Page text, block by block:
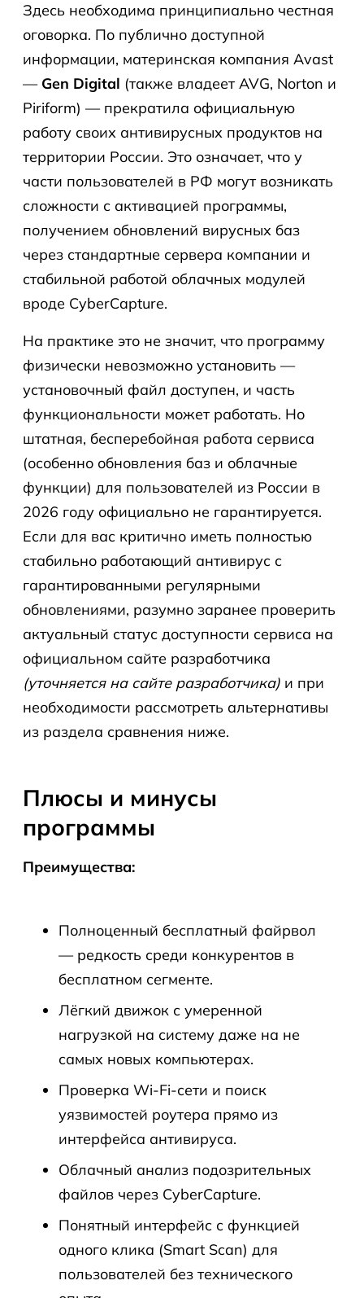
Здесь необходима принципиально честная
оговорка. По публично доступной
информации, материнская компания Avast
— Gen Digital (также владеет AVG, Norton и
Piriform) — прекратила официальную
работу своих антивирусных продуктов на
территории России. Это означает, что у
части пользователей в РФ могут возникать
сложности с активацией программы,
получением обновлений вирусных баз
через стандартные сервера компании и
стабильной работой облачных модулей
вроде CyberCapture.
На практике это не значит, что программу
физически невозможно установить —
установочный файл доступен, и часть
функциональности может работать. Но
штатная, бесперебойная работа сервиса
(особенно обновления баз и облачные
функции) для пользователей из России в
2026 году официально не гарантируется.
Если для вас критично иметь полностью
стабильно работающий антивирус с
гарантированными регулярными
обновлениями, разумно заранее проверить
актуальный статус доступности сервиса на
официальном сайте разработчика
(уточняется на сайте разработчика) и при
необходимости рассмотреть альтернативы
из раздела сравнения ниже.
Плюсы и минусы
программы
Преимущества:
Полноценный бесплатный файрвол
— редкость среди конкурентов в
бесплатном сегменте.
Лёгкий движок с умеренной
нагрузкой на систему даже на не
самых новых компьютерах.
Проверка Wi-Fi-сети и поиск
уязвимостей роутера прямо из
интерфейса антивируса.
Облачный анализ подозрительных
файлов через CyberCapture.
Понятный интерфейс с функцией
одного клика (Smart Scan) для
пользователей без технического